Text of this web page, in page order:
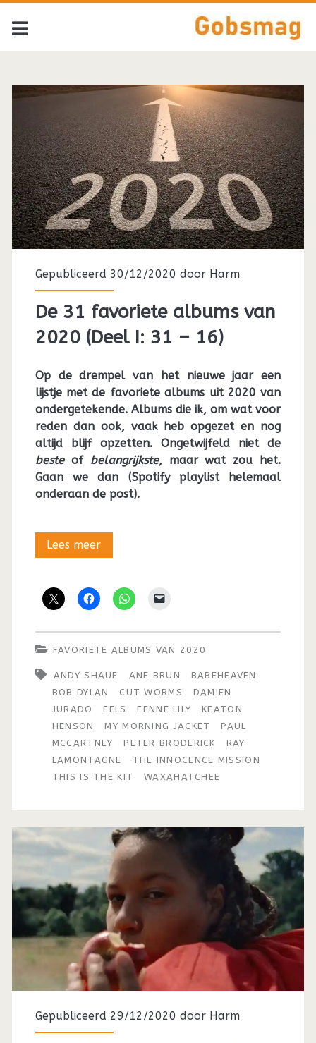
Tag:
Gepubliceerd 30/12/2020 door Harm
De 31 favoriete albums van
2020 (Deel I: 31 – 16)
Op de drempel van het nieuwe jaar een
lijstje met de favoriete albums uit 2020 van
ondergetekende. Albums die ik, om wat voor
reden dan ook, vaak heb opgezet en nog
altijd blijf opzetten. Ongetwijfeld niet de
beste of belangrijkste, maar wat zou het.
Gaan we dan (Spotify playlist helemaal
onderaan de post).
Lees meerDe
favoriete
van
2020
(Deel
I:
31
–
FAVORIETE ALBUMS VAN 2020
ANDY SHAUF ANE BRUN
BABEHEAVEN
BOB DYLAN
CUT WORMS
DAMIEN
JURADO
EELS FENNE LILY
KEATON
HENSON
MY MORNING JACKET
PAUL
MCCARTNEY
PETER BRODERICK
RAY
LAMONTAGNE
THE INNOCENCE MISSION
THIS IS THE KIT
WAXAHATCHEE
Gepubliceerd 29/12/2020 door Harm